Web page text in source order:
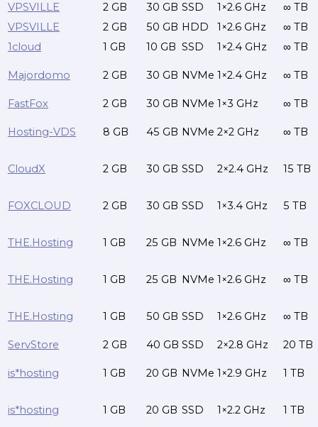
VPSVILLE 2 GB 30 GB SSD 1×2.6 GHz
∞ TB
VPSVILLE
2 GB 50 GB HDD 1×2.6 GHz
∞ TB
1cloud
1 GB 10 GB SSD 1×2.4 GHz ∞ TB
Majordomo 2 GB 30 GB NVMe 1×2.4 GHz ∞ TB
FastFox 2 GB 30 GB NVMe 1×3 GHz ∞ TB
Hosting-VDS 8 GB 45 GB NVMe 2×2 GHz ∞ TB
CloudX 2 GB 30 GB SSD 2×2.4 GHz 15 TB
FOXCLOUD 2 GB 30 GB SSD 1×3.4 GHz 5 TB
THE.Hosting 1 GB 25 GB NVMe 1×2.6 GHz ∞ TB
THE.Hosting 1 GB 25 GB NVMe 1×2.6 GHz ∞ TB
THE.Hosting 1 GB 50 GB SSD 1×2.6 GHz ∞ TB
ServStore 2 GB 40 GB SSD 2×2.8 GHz 20 TB
is*hosting 1 GB 20 GB NVMe 1×2.9 GHz 1 TB
is*hosting 1 GB 20 GB SSD 1×2.2 GHz 1 TB